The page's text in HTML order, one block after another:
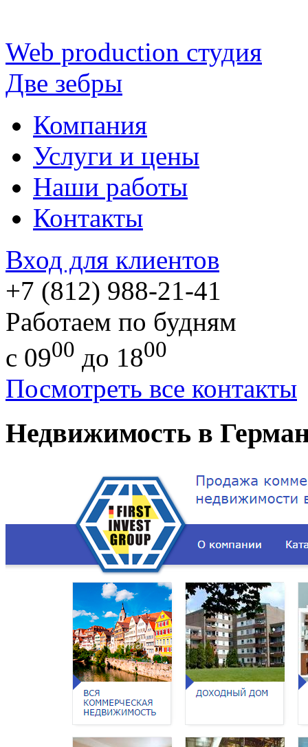
Web production студия
Две зебры
Компания
Услуги и цены
Наши работы
Контакты
Вход для клиентов
+7 (812) 988-21-41
Работаем по будням
с 0900 до 1800
Посмотреть все контакты
Недвижимость в